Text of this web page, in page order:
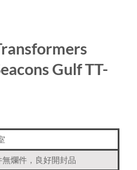
Gulf TT-
爛件，良好開封品